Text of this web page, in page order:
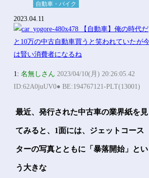
自動車・バイク
2023.04.11
1:名無しさん 2023/04/10(月) 20:26:05.42
ID:62A0juUV0● BE:194767121-PLT(13001)
最近、発行された中古車の業界紙を見
てみると、1面には、ジェットコース
ターの写真とともに「暴落開始」とい
う大きな